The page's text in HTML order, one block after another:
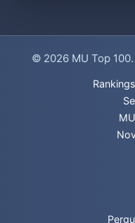
© 2026 MU Top 100